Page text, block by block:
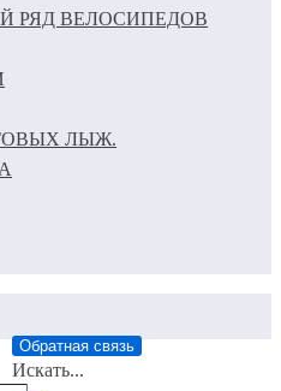
РЯД ВЕЛОСИПЕДОВ
ЛЫЖ.
Обратная связь
Искать...